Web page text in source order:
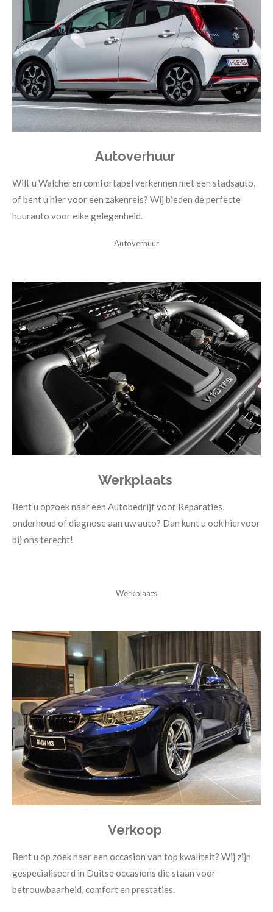
Autoverhuur
Wilt u Walcheren comfortabel verkennen met een stadsauto,
of bent u hier voor een zakenreis? Wij bieden de perfecte
huurauto voor elke gelegenheid.
Autoverhuur
Werkplaats
Bent u opzoek naar een Autobedrijf voor Reparaties,
onderhoud of diagnose aan uw auto? Dan kunt u ook hiervoor
bij ons terecht!
Werkplaats
Verkoop
Bent u op zoek naar een occasion van top kwaliteit? Wij zijn
gespecialiseerd in Duitse occasions die staan voor
betrouwbaarheid, comfort en prestaties.